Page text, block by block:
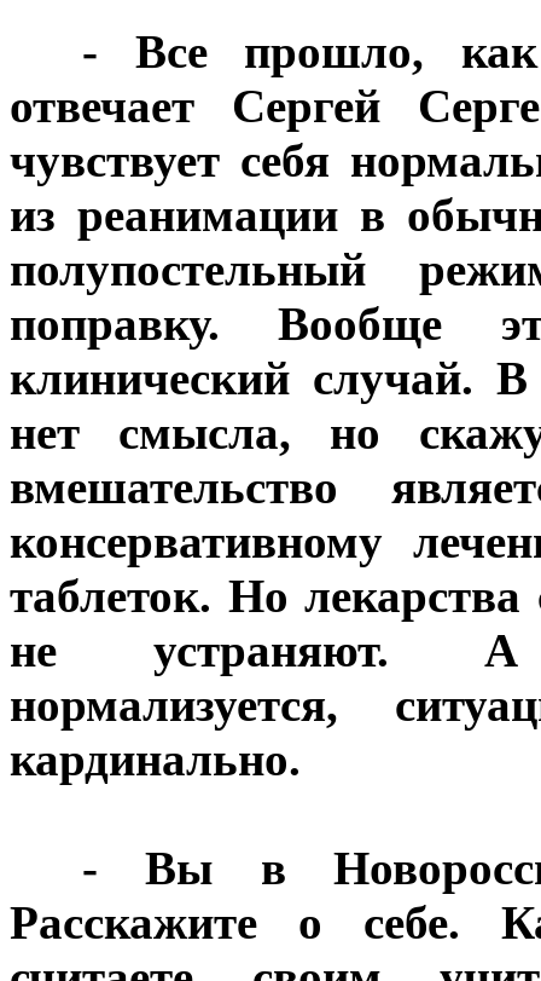
- Все прошло,
отвечает Сергей
чувствует себя
из реанимации в
полупостельный
поправку. Вообще
клинический случай. В
нет смысла, но
вмешательство
консервативному
таблеток. Но лекарства
не устраняют. А
нормализуется,
кардинально.
- Вы в
Расскажите о себе.